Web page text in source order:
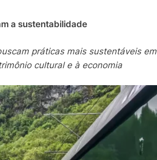
a sustentabilidade
práticas mais sustentáveis em
cultural e à economia